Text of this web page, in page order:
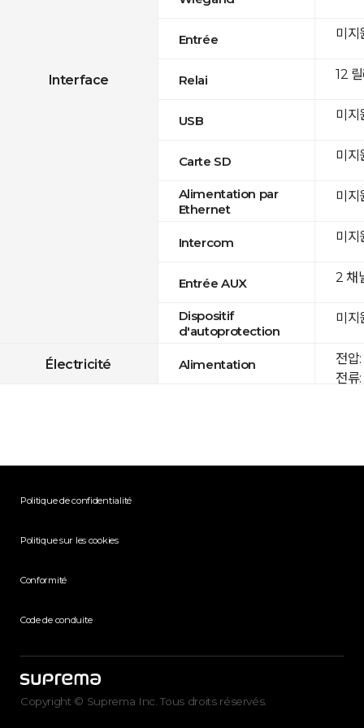
Interface
Entrée
Relai
USB
Carte SD
Alimentation par
Ethernet
Intercom
Entrée AUX
Dispositif
d'autoprotection
Électricité Alimentation
미지
12
미지
미지
미지
미지
2 채
미지
전압
전류
Politique de confidentialité
Politique sur les cookies
Conformité
Code de conduite
Copyright © Suprema Inc. Tous droits réservés.